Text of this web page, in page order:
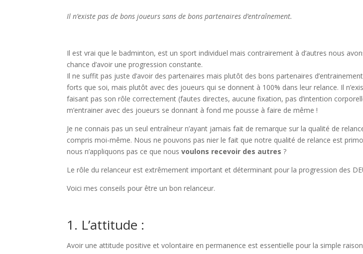
Il n’existe pas de bons joueurs sans de bons partenaires d’entraînement.
Il est vrai que le badminton, est un sport individuel mais contrairement à d’autres nous
chance d’avoir une progression constante.
Il ne suffit pas juste d’avoir des partenaires mais plutôt des bons partenaires
forts que soi, mais plutôt avec des joueurs qui se donnent à 100% dans leur relance. Il
faisant pas son rôle correctement (fautes directes, aucune fixation, pas d’intention
m’entrainer avec des joueurs se donnant à fond me pousse à faire de même !
Je ne connais pas un seul entraîneur n’ayant jamais fait de remarque sur la qualité de
compris moi-même. Nous ne pouvons pas nier le fait que notre qualité de relance est
nous n’appliquons pas ce que nous voulons recevoir des autres?
Le rôle du relanceur est extrêmement important et déterminant pour la progression des
Voici mes conseils pour être un bon relanceur.
1. L’attitude :
Avoir une attitude positive et volontaire en permanence est essentielle pour la simple